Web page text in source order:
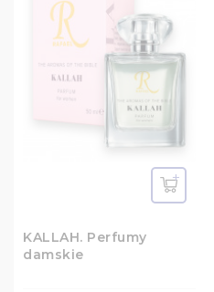
KALLAH. Perfumy
damskie